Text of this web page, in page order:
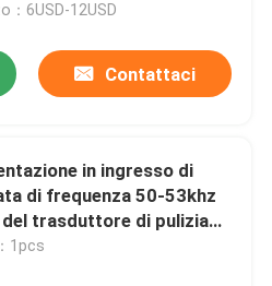
：6USD-12USD
Contattaci
in ingresso di
di frequenza 50-53khz
del trasduttore di pulizia
del collare
1pcs